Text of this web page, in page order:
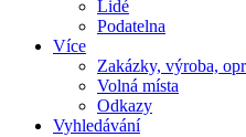
Lidé
Podatelna
Více
Zakázky, výroba,
Volná místa
Odkazy
Vyhledávání